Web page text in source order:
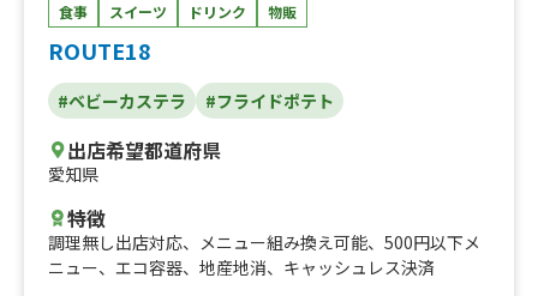
食事 スイーツ ドリンク 物販
ROUTE18
#ベビーカステラ #フライドポテト
出店希望都道府県
愛知県
特徴
調理無し出店対応、 メニュー組み換え可能、 500円以下メ
ニュー、 エコ容器、 地産地消、 キャッシュレス決済